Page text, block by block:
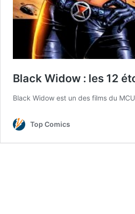
Black Widow : les 12
Black Widow est un des films du
Top Comics